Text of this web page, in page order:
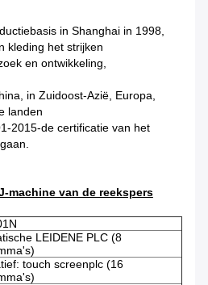
in Shanghai in 1998,
kleding het strijken
en ontwikkeling,
in Zuidoost-Azië, Europa,
landen
2015-de certificatie van het
machine van de reekspers
LEIDENE PLC (8
touch screenplc (16